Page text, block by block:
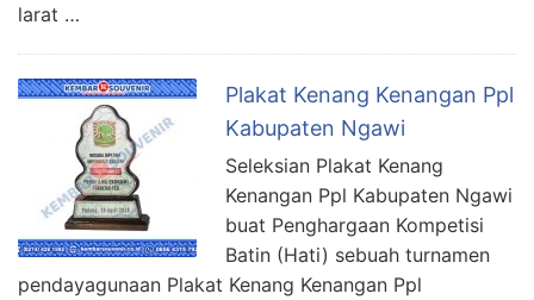
larat …
Plakat Kenang Kenangan Ppl
Kabupaten Ngawi
Seleksian Plakat Kenang
Kenangan Ppl Kabupaten Ngawi
buat Penghargaan Kompetisi
Batin (Hati) sebuah turnamen
pendayagunaan Plakat Kenang Kenangan Ppl